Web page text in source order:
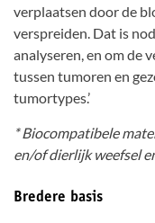
verplaatsen door de
verspreiden. Dat is
analyseren, en om de
tussen tumoren en
tumortypes.’
* Biocompatibele
en/of dierlijk weefsel
Bredere basis